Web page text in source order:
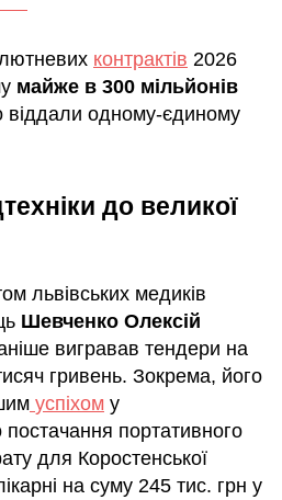
контрактів 2026
майже в 300 мільйонів
віддали одному-єдиному
до великої
львівських медиків
Шевченко Олексій
вигравав тендери на
гривень. Зокрема, його
успіхом у
портативного
для Коростенської
на суму 245 тис. грн у